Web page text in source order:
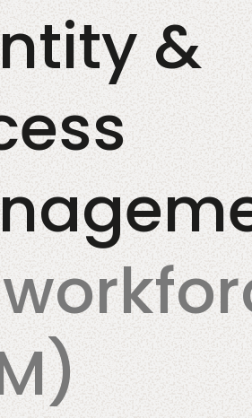
Co-Consultant
&